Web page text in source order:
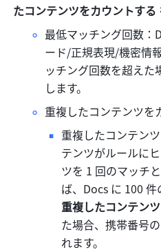
たコンテンツをカウントする
最低マッチング回数：
ード/正規表現/機密情
ッチング回数を超えた
します。
重複したコンテンツを
重複したコンテン
テンツがルールに
ツを 1 回のマッチ
ば、Docs に 100 件
重複したコンテン
た場合、携帯番号
れます。